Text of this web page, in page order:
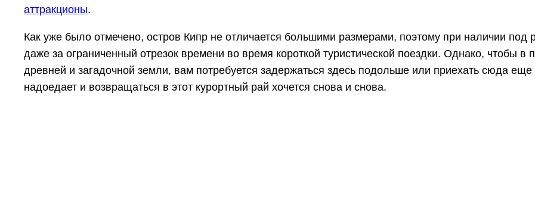
аттракционы.
Как уже было отмечено, остров Кипр не отличается большими размерами, поэтому при наличии под
даже за ограниченный отрезок времени во время короткой туристической поездки. Однако, чтобы в
древней и загадочной земли, вам потребуется задержаться здесь подольше или приехать сюда
надоедает и возвращаться в этот курортный рай хочется снова и снова.